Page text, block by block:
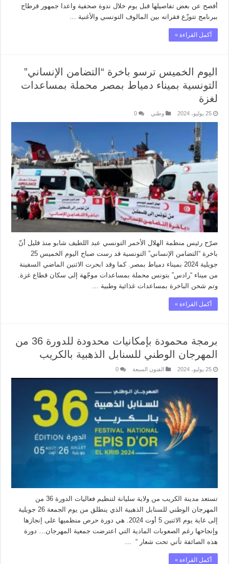
أفصح عن بعض تفاصيلها قبل يوم خلال ندوة صحفية واعدا جمهور قرطاج
ببرنامج تتوزّع فقراته بين المالوف التونسي والأغنية …
أكمل القراءة »
اليوم الخميس ترسو باخرة “التضامن الإنساني”
التونسية بميناء دمياط بمصر محملة بمساعدات
لغزة
25 يوليو، 2024 وطني 0
صرّح رئيس منظمة الهلال الأحمر التونسي عبد اللطيف شابو منذ قليل أنّ
باخرة “التضامن الإنساني” التونسية قد رست صباح اليوم الخميس 25
جويلية 2024 بميناء دمياط بمصر. كما وقد ابحرت الاثنين الماضي السفينة
من ميناء “رادس” بتونس محملة بمساعدات موجّهة إلى سكان قطاع غزة.
وتم شحن الباخرة بمساعدات غذائية وطبية …
أكمل القراءة »
برمجة محمودة بإمكانيات محدودة للدورة 36 من
المهرجان الوطني للسنابل الذهبية بالكريب
25 يوليو، 2024 الفنون السبعة 0
تستعد مدينة الكريب من ولاية سليانة لتنظيم فعاليات الدورة 36 من
المهرجان الوطني للسنابل الذهبية الذي ينطلق من يوم الجمعة 26 جويلية
إلى غاية يوم الاثنين 5 أوت 2024. هي دورة حرص منظميها على إنجازها
وإنجاحها رغم الصعوبات المادية التي اعترضت جمعية المهرجان… دورة
هذه الصائفة تأتي تحت شعار “ …
أكمل القراءة »